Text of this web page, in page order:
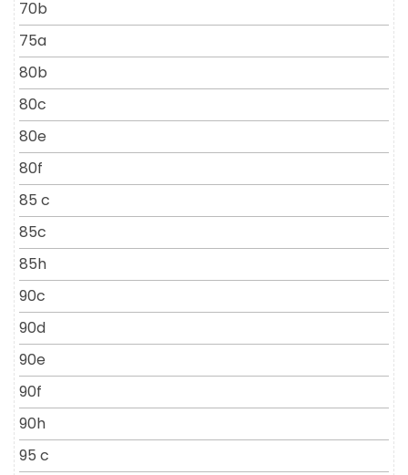
70b
75a
80b
80c
80e
80f
85 c
85c
85h
90c
90d
90e
90f
90h
95 c